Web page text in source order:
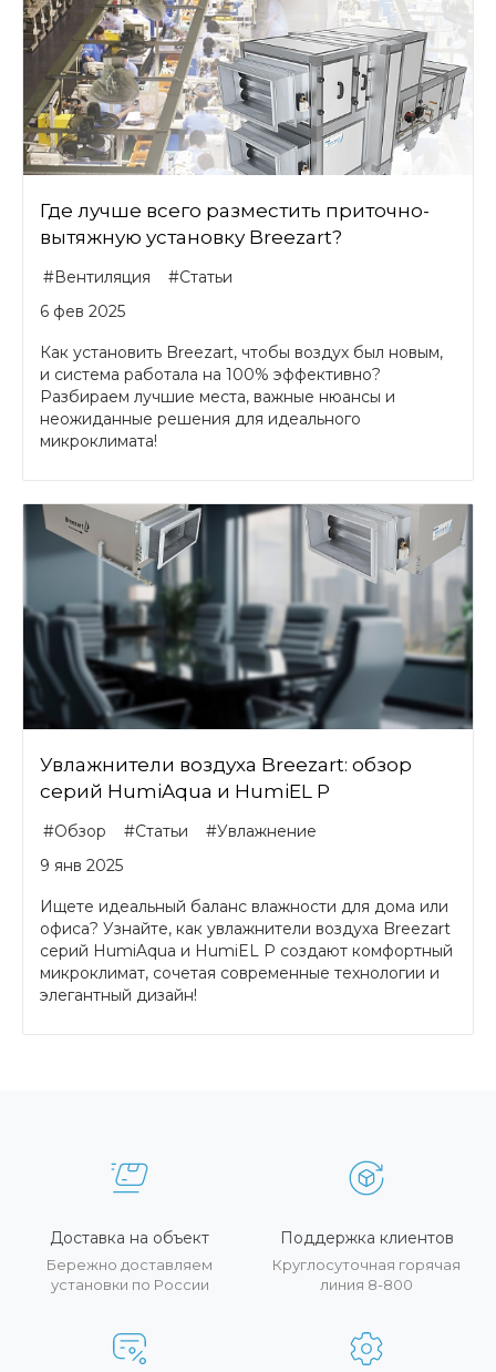
Где лучше всего разместить приточно-
вытяжную установку Breezart?
#Вентиляция
#Статьи
6 фев 2025
Как установить Breezart, чтобы воздух был новым,
и система работала на 100% эффективно?
Разбираем лучшие места, важные нюансы и
неожиданные решения для идеального
микроклимата!
Увлажнители воздуха Breezart: обзор
серий HumiAqua и HumiEL P
#Обзор #Статьи
#Увлажнение
9 янв 2025
Ищете идеальный баланс влажности для дома или
офиса? Узнайте, как увлажнители воздуха Breezart
серий HumiAqua и HumiEL P создают комфортный
микроклимат, сочетая современные технологии и
элегантный дизайн!
Доставка на объект
Бережно доставляем
установки по России
Поддержка клиентов
Круглосуточная горячая
линия 8-800